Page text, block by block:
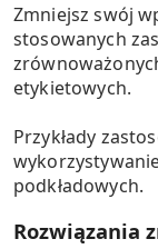
Zmniejsz swój
stosowanych
etykietowych.
Przykłady
podkładowych.
Rozwiązania